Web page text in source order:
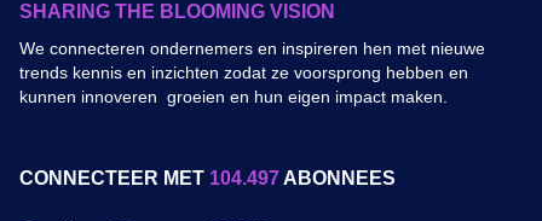
SHARING THE BLOOMING VISION
We connecteren ondernemers en inspireren hen met nieuwe
trends kennis en inzichten zodat ze voorsprong hebben en
kunnen innoveren groeien en hun eigen impact maken.
CONNECTEER MET 104.497ABONNEES